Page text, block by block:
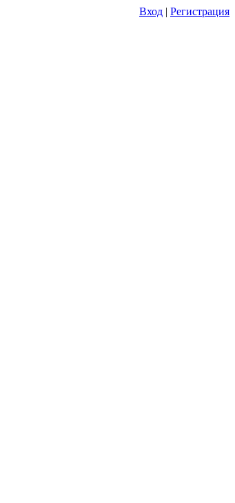
Вход | Регистрация